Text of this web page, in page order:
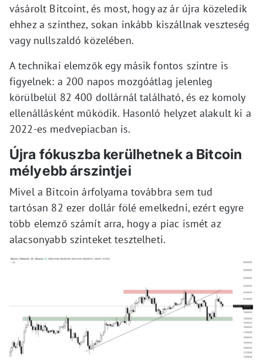
vásárolt Bitcoint, és most, hogy az ár újra közeledik
ehhez a szinthez, sokan inkább kiszállnak veszteség
vagy nullszaldó közelében.
A technikai elemzők egy másik fontos szintre is
figyelnek: a 200 napos mozgóátlag jelenleg
körülbelül 82 400 dollárnál található, és ez komoly
ellenállásként működik. Hasonló helyzet alakult ki a
2022-es medvepiacban is.
Újra fókuszba kerülhetnek a Bitcoin
mélyebb árszintjei
Mivel a Bitcoin árfolyama továbbra sem tud
tartósan 82 ezer dollár fölé emelkedni, ezért egyre
több elemző számít arra, hogy a piac ismét az
alacsonyabb szinteket tesztelheti.